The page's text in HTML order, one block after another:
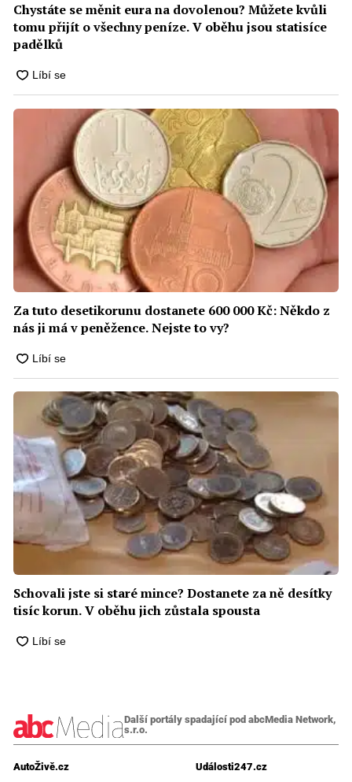
Chystáte se měnit eura na dovolenou? Můžete kvůli
tomu přijít o všechny peníze. V oběhu jsou statisíce
padělků
Za tuto desetikorunu dostanete 600 000 Kč: Někdo z
nás ji má v peněžence. Nejste to vy?
Schovali jste si staré mince? Dostanete za ně desítky
tisíc korun. V oběhu jich zůstala spousta
Další portály spadající pod abcMedia Network,
s.r.o.
AutoŽivě.cz
Události247.cz